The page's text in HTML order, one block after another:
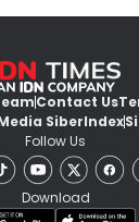
Contact Us
SiberIndex
Follow Us
Download